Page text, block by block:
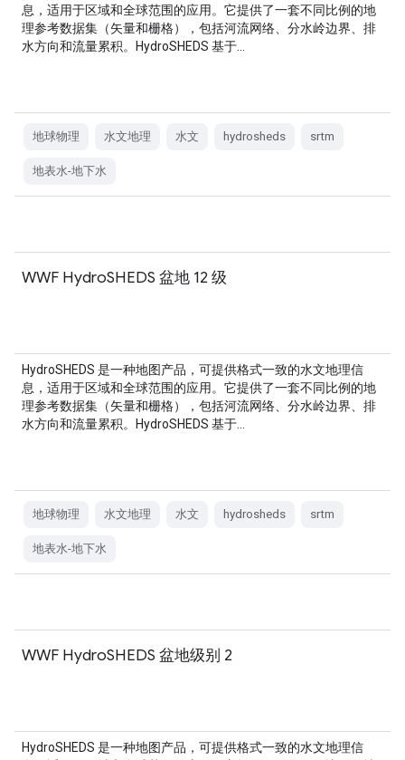
息，适用于区域和全球范围的应用。它提供了一套不同比例的地
理参考数据集（矢量和栅格），包括河流网络、分水岭边界、排
水方向和流量累积。HydroSHEDS 基于…
地球物理 水文地理 水文 hydrosheds srtm
地表水-地下水
WWF HydroSHEDS 盆地 12 级
HydroSHEDS 是一种地图产品，可提供格式一致的水文地理信
息，适用于区域和全球范围的应用。它提供了一套不同比例的地
理参考数据集（矢量和栅格），包括河流网络、分水岭边界、排
水方向和流量累积。HydroSHEDS 基于…
地球物理 水文地理 水文 hydrosheds srtm
地表水-地下水
WWF HydroSHEDS 盆地级别 2
HydroSHEDS 是一种地图产品，可提供格式一致的水文地理信